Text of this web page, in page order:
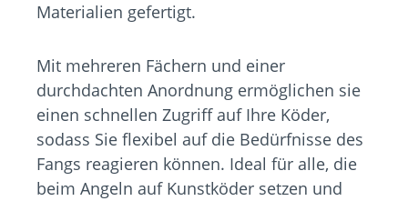
Materialien gefertigt.
Mit mehreren Fächern und einer
durchdachten Anordnung ermöglichen sie
einen schnellen Zugriff auf Ihre Köder,
sodass Sie flexibel auf die Bedürfnisse des
Fangs reagieren können. Ideal für alle, die
beim Angeln auf Kunstköder setzen und